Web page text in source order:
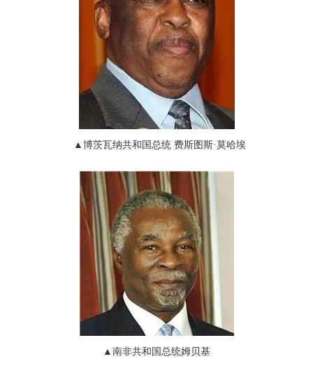
▲ 博茨瓦纳共和国总统 费斯图斯·莫哈埃
▲ 南非共和国总统姆贝基